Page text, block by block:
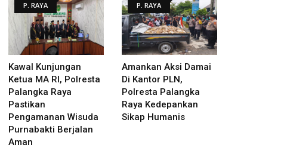
P. RAYA
Kawal Kunjungan
Ketua MA RI, Polresta
Palangka Raya
Pastikan
Pengamanan Wisuda
Purnabakti Berjalan
Aman
P. RAYA
Amankan Aksi Damai
Di Kantor PLN,
Polresta Palangka
Raya Kedepankan
Sikap Humanis